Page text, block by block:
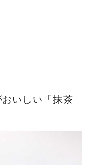
いしい「抹茶